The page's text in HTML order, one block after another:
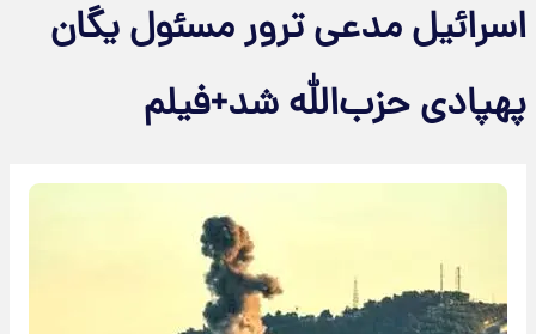
مدعی ترور مسئول یگان
حزب‌الله شد+فیلم